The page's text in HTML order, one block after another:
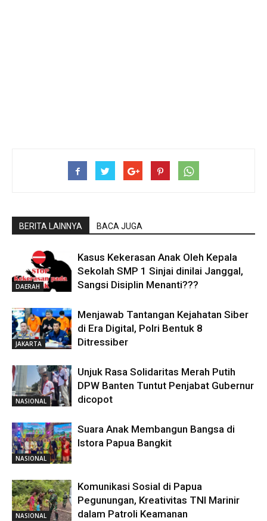
BERITA LAINNYA BACA JUGA
DAERAH
Kasus Kekerasan Anak Oleh Kepala
Sekolah SMP 1 Sinjai dinilai Janggal,
Sangsi Disiplin Menanti???
JAKARTA
Menjawab Tantangan Kejahatan Siber
di Era Digital, Polri Bentuk 8
Ditressiber
NASIONAL
Unjuk Rasa Solidaritas Merah Putih
DPW Banten Tuntut Penjabat Gubernur
dicopot
NASIONAL
Suara Anak Membangun Bangsa di
Istora Papua Bangkit
NASIONAL
Komunikasi Sosial di Papua
Pegunungan, Kreativitas TNI Marinir
dalam Patroli Keamanan